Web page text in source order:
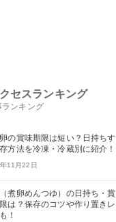
セスランキング
ランキング
の賞味期限は短い？日持ちす
方法を冷凍・冷蔵別に紹介！
11月22日
煮卵めんつゆ）の日持ち・賞
は？保存のコツや作り置きレ
！